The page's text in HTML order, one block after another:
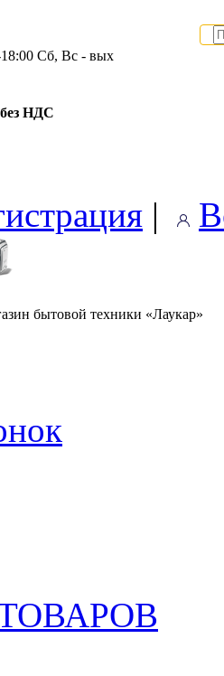
Сб, Вс - вых
НДС
|
бытовой техники «Лаукар»